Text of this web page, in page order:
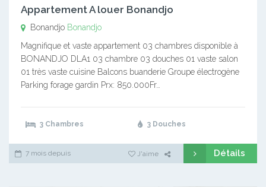
Appartement A louer Bonandjo
Bonandjo Bonandjo
Magnifique et vaste appartement 03 chambres disponible à
BONANDJO DLA1 03 chambre 03 douches 01 vaste salon
01 très vaste cuisine Balcons buanderie Groupe électrogène
Parking forage gardin Prx: 850.000Fr…
3 Chambres 3 Douches
7 mois depuis J'aime Détails